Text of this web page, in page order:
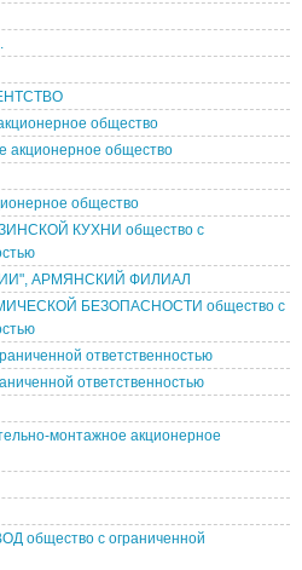
общество
общество
общество
КУХНИ общество с
АРМЯНСКИЙ ФИЛИАЛ
БЕЗОПАСНОСТИ общество с
ответственностью
ответственностью
монтажное акционерное
с ограниченной